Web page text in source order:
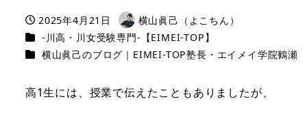
投稿日
2025年4月21日
著
者
横山眞己（よこちん）
カテゴリー
-川高・川女受験専門-【EIMEI-TOP】
カテゴリー
横山眞己のブログ｜EIMEI-TOP塾長・エイメイ学院鶴瀬
高1生には、授業で伝えたこともありましたが、